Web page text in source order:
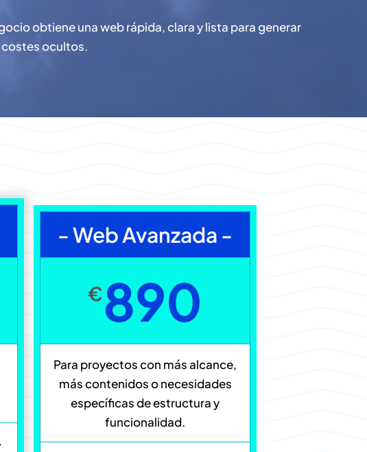
obtiene una web rápida, clara y lista para generar
costes ocultos.
- Web Avanzada -
€890
Para proyectos con más alcance,
más contenidos o necesidades
específicas de estructura y
funcionalidad.